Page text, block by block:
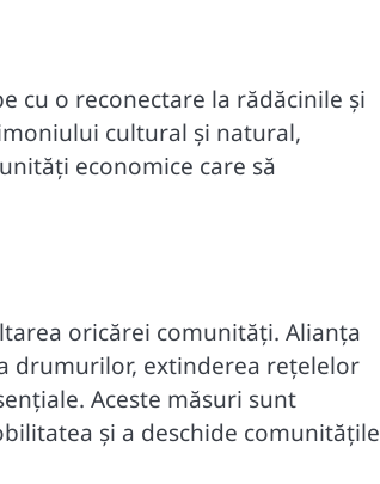
cu o reconectare la rădăcinile și
cultural și natural,
economice care să
oricărei comunități. Alianța
drumurilor, extinderea rețelelor
Aceste măsuri sunt
și a deschide comunitățile